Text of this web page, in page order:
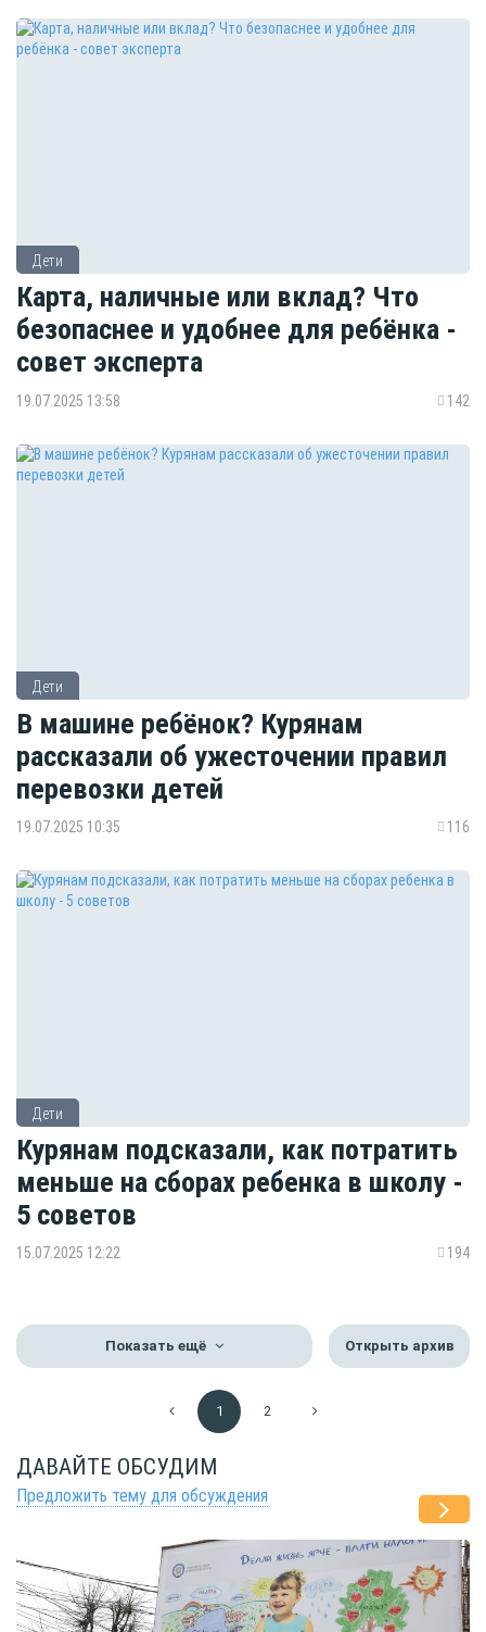
Дети
Карта, наличные или вклад? Что
безопаснее и удобнее для ребёнка -
совет эксперта
19.07.2025 13:58 142
Дети
В машине ребёнок? Курянам
рассказали об ужесточении правил
перевозки детей
19.07.2025 10:35 116
Дети
Курянам подсказали, как потратить
меньше на сборах ребенка в школу -
5 советов
15.07.2025 12:22 194
Показать ещё Открыть архив
1 2
ДАВАЙТЕ ОБСУДИМ
Предложить тему для обсуждения